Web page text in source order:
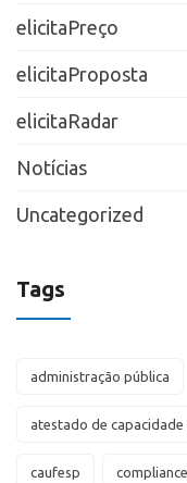
elicitaPreço
elicitaProposta
elicitaRadar
Notícias
Uncategorized
Tags
administração pública
atestado de capacidade
caufesp compliance